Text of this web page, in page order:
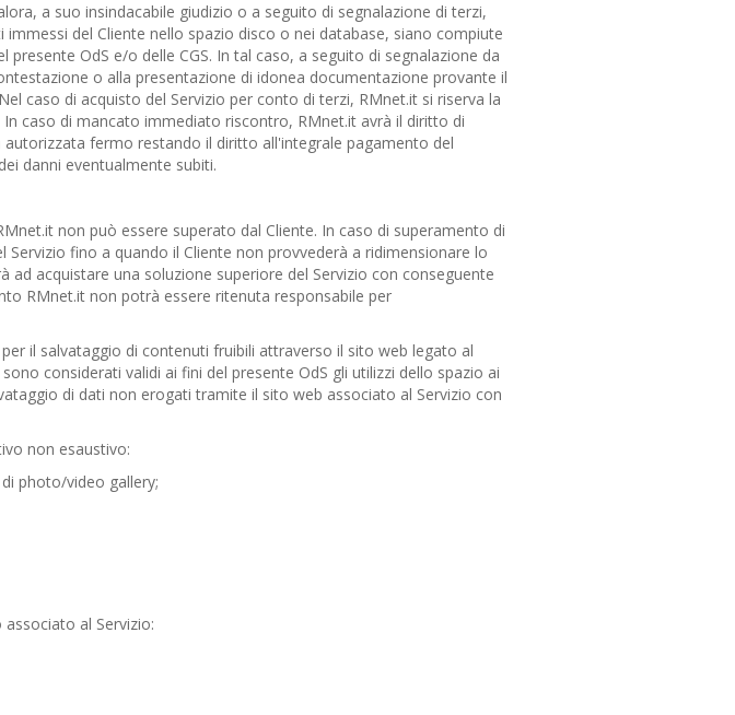
a suo insindacabile giudizio o a seguito di segnalazione di terzi,
del Cliente nello spazio disco o nei database, siano compiute
OdS e/o delle CGS. In tal caso, a seguito di segnalazione da
o alla presentazione di idonea documentazione provante il
caso di acquisto del Servizio per conto di terzi, RMnet.it si riserva la
caso di mancato immediato riscontro, RMnet.it avrà il diritto di
fermo restando il diritto all'integrale pagamento del
danni eventualmente subiti.
non può essere superato dal Cliente. In caso di superamento di
fino a quando il Cliente non provvederà a ridimensionare lo
acquistare una soluzione superiore del Servizio con conseguente
RMnet.it non potrà essere ritenuta responsabile per
il salvataggio di contenuti fruibili attraverso il sito web legato al
considerati validi ai fini del presente OdS gli utilizzi dello spazio ai
di dati non erogati tramite il sito web associato al Servizio con
non esaustivo:
photo/video gallery;
al Servizio: